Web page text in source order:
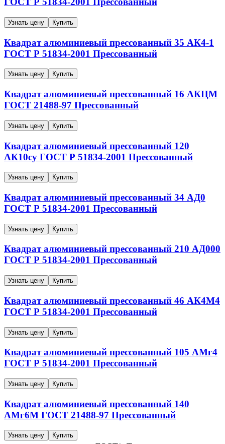
Узнать цену Купить
Квадрат алюминиевый прессованный 35 АК4-1
ГОСТ Р 51834-2001 Прессованный
Узнать цену Купить
Квадрат алюминиевый прессованный 16 АКЦМ
ГОСТ 21488-97 Прессованный
Узнать цену Купить
Квадрат алюминиевый прессованный 120
АК10су ГОСТ Р 51834-2001 Прессованный
Узнать цену Купить
Квадрат алюминиевый прессованный 34 АД0
ГОСТ Р 51834-2001 Прессованный
Узнать цену Купить
Квадрат алюминиевый прессованный 210 АД000
ГОСТ Р 51834-2001 Прессованный
Узнать цену Купить
Квадрат алюминиевый прессованный 46 АК4М4
ГОСТ Р 51834-2001 Прессованный
Узнать цену Купить
Квадрат алюминиевый прессованный 105 АМг4
ГОСТ Р 51834-2001 Прессованный
Узнать цену Купить
Квадрат алюминиевый прессованный 140
АМг6М ГОСТ 21488-97 Прессованный
Узнать цену Купить